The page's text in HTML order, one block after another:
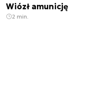
Wiózł amunicję
2 min.